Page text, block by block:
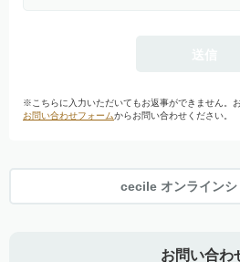
※こちらに入力いただいてもお返事ができません。
お問い合わせフォームからお問い合わせください。
cecile オンラインシ
お問い合わ